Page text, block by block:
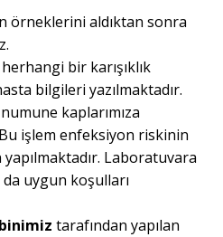
örneklerini aldıktan sonra
bir karışıklık
bilgileri yazılmaktadır.
kaplarımıza
işlem enfeksiyon riskinin
Laboratuvara
uygun koşulları
tarafından yapılan